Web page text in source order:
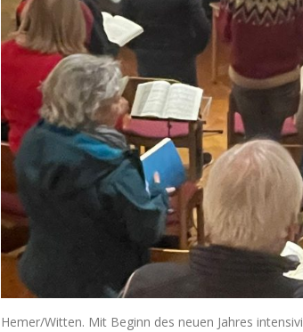
Hemer/Witten. Mit Beginn des neuen Jahres